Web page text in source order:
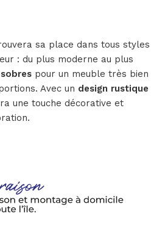
sa place dans tous styles
: du plus moderne au plus
pour un meuble très bien
Avec un design rustique
une touche décorative et